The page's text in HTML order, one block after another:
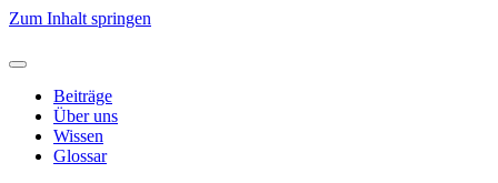
Zum Inhalt springen
Beiträge
Über uns
Wissen
Glossar